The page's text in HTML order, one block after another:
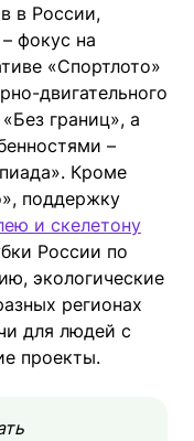
в России,
фокус на
«Спортлото»
двигательного
границ», а
–
Кроме
поддержку
и скелетону
России по
экологические
регионах
для людей с
проекты.